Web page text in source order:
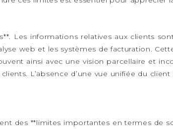
Les informations relatives aux clients
web et les systèmes de facturation.
ainsi avec une vision parcellaire et
L’absence d’une vue unifiée du
des **limites importantes en termes de